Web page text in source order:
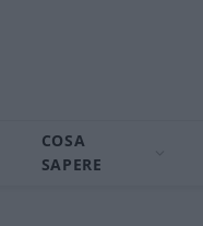
COSA
SAPERE